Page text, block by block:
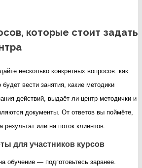
которые стоит задать
несколько конкретных вопросов: как
будет вести занятия, какие методики
действий, выдаёт ли центр методички и
документы. От ответов вы поймёте,
результат или на поток клиентов.
для участников курсов
обучение — подготовьтесь заранее.